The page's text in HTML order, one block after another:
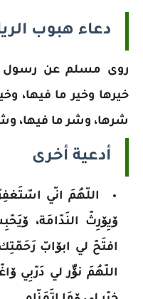
دعاء هبوب
روى مسلم عن رسول
شرها، وشر ما فيها،
أدعية أخرى
اللّهُمَ انّي
ۆيِۆرِثّ النَدّامَة،
افتَحّ لي ابۆابّ
اللّهُمَ نۆّر لي دَرّبِي